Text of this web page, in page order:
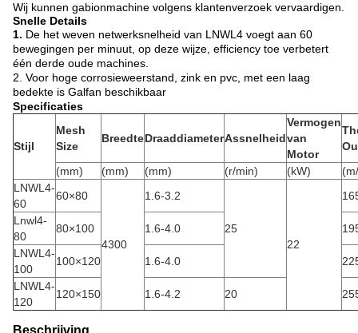
Wij kunnen gabionmachine volgens klantenverzoek vervaardigen.
Snelle Details
1. De het weven netwerksnelheid van LNWL4 voegt aan 60
bewegingen per minuut, op deze wijze, efficiency toe verbetert
één derde oude machines.
2. Voor hoge corrosieweerstand, zink en pvc, met een laag
bedekte is Galfan beschikbaar
Specificaties
Stijl
Mesh
Size
BreedteDraaddiameterAssnelheid
Vermogen
van
Motor
(mm)
(mm) (mm) (r/min) (kW)
LNWL4-
60
60×80
4300
1.6-3.2
25
22
Lnwl4-
80
80×100 1.6-4.0
LNWL4-
100
100×120 1.6-4.0
LNWL4-
120
120×150 1.6-4.2 20
Beschrijving